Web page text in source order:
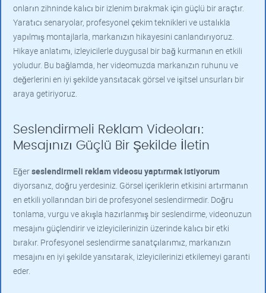
onların zihninde kalıcı bir izlenim bırakmak için güçlü bir araçtır.
Yaratıcı senaryolar, profesyonel çekim teknikleri ve ustalıkla
yapılmış montajlarla, markanızın hikayesini canlandırıyoruz.
Hikaye anlatımı, izleyicilerle duygusal bir bağ kurmanın en etkili
yoludur. Bu bağlamda, her videomuzda markanızın ruhunu ve
değerlerini en iyi şekilde yansıtacak görsel ve işitsel unsurları bir
araya getiriyoruz.
Seslendirmeli Reklam Videoları:
Mesajınızı Güçlü Bir Şekilde İletin
Eğerseslendirmeli reklam videosu yaptırmak istiyorum
diyorsanız, doğru yerdesiniz. Görsel içeriklerin etkisini artırmanın
en etkili yollarından biri de profesyonel seslendirmedir. Doğru
tonlama, vurgu ve akışla hazırlanmış bir seslendirme, videonuzun
mesajını güçlendirir ve izleyicilerinizin üzerinde kalıcı bir etki
bırakır. Profesyonel seslendirme sanatçılarımız, markanızın
mesajını en iyi şekilde yansıtarak, izleyicilerinizi etkilemeyi garanti
eder.